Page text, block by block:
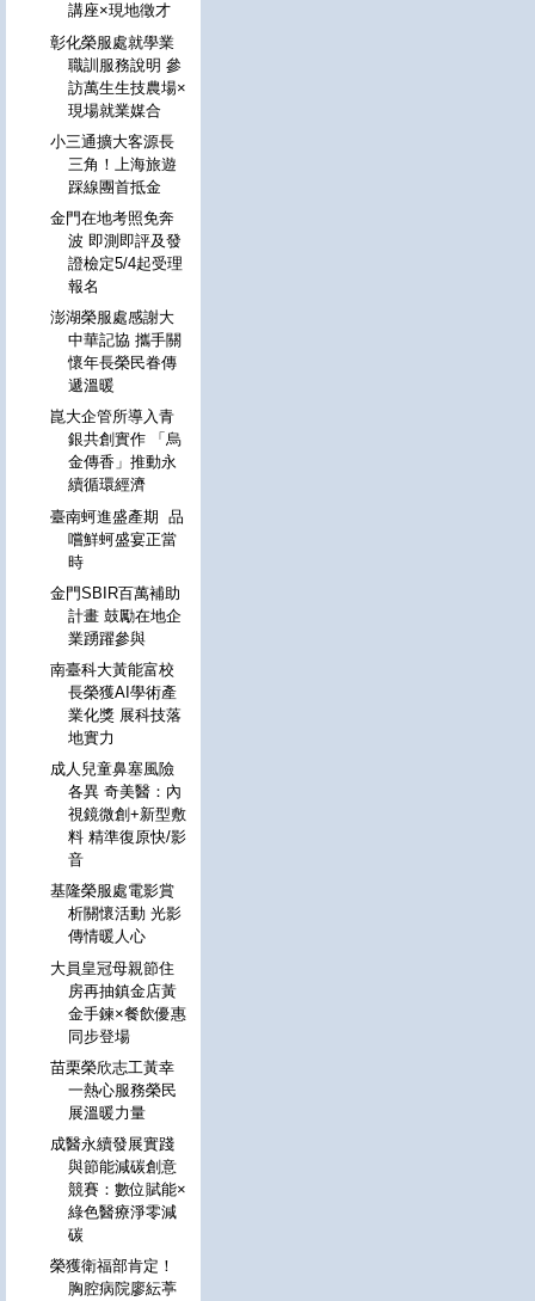
講座×現地徵才
彰化榮服處就學業
職訓服務說明 參
訪萬生生技農場×
現場就業媒合
小三通擴大客源長
三角！上海旅遊
踩線團首抵金
金門在地考照免奔
波 即測即評及發
證檢定5/4起受理
報名
澎湖榮服處感謝大
中華記協 攜手關
懷年長榮民眷傳
遞溫暖
崑大企管所導入青
銀共創實作 「烏
金傳香」推動永
續循環經濟
臺南蚵進盛產期 品
嚐鮮蚵盛宴正當
時
金門SBIR百萬補助
計畫 鼓勵在地企
業踴躍參與
南臺科大黃能富校
長榮獲AI學術產
業化獎 展科技落
地實力
成人兒童鼻塞風險
各異 奇美醫：內
視鏡微創+新型敷
料 精準復原快/影
音
基隆榮服處電影賞
析關懷活動 光影
傳情暖人心
大員皇冠母親節住
房再抽鎮金店黃
金手鍊×餐飲優惠
同步登場
苗栗榮欣志工黃幸
一熱心服務榮民
展溫暖力量
成醫永續發展實踐
與節能減碳創意
競賽：數位賦能×
綠色醫療淨零減
碳
榮獲衛福部肯定！
胸腔病院廖紜葶